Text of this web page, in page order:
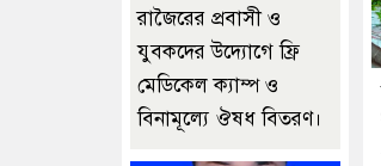
রাজৈরের‌ প্রবাসী ও
যুবকদের উদ্যোগে ফ্রি
মেডিকেল ক্যাম্প ও
বিনামূল্যে ঔষধ বিতরণ।